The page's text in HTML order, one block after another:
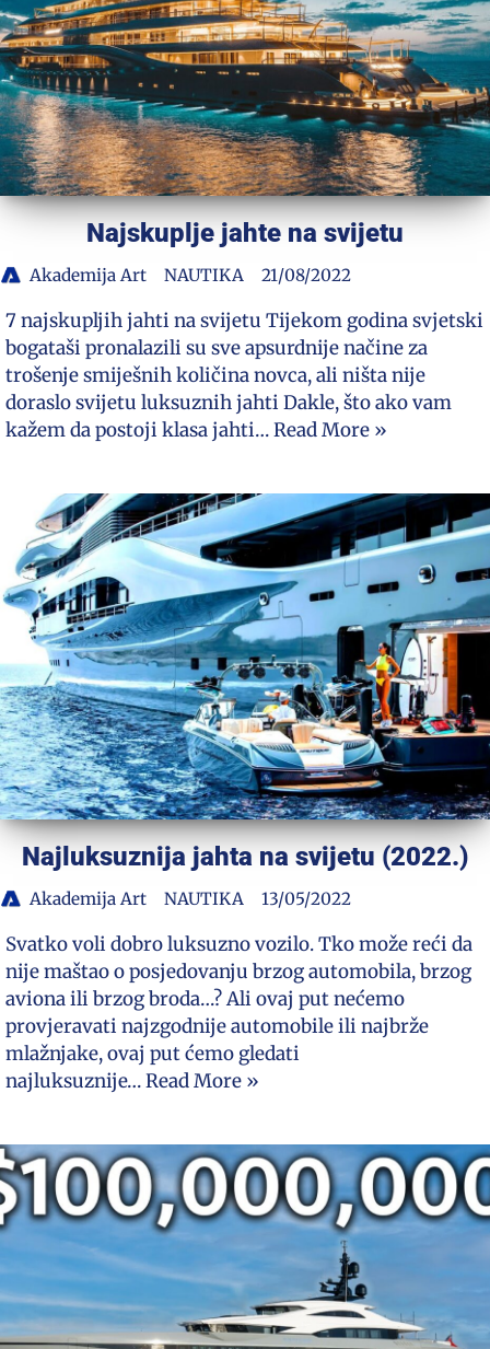
Najskuplje jahte na svijetu
Akademija Art NAUTIKA 21/08/2022
7 najskupljih jahti na svijetu Tijekom godina svjetski
bogataši pronalazili su sve apsurdnije načine za
trošenje smiješnih količina novca, ali ništa nije
doraslo svijetu luksuznih jahti Dakle, što ako vam
kažem da postoji klasa jahti…Read More »
Najluksuznija jahta na svijetu (2022.)
Akademija Art NAUTIKA 13/05/2022
Svatko voli dobro luksuzno vozilo. Tko može reći da
nije maštao o posjedovanju brzog automobila, brzog
aviona ili brzog broda…? Ali ovaj put nećemo
provjeravati najzgodnije automobile ili najbrže
mlažnjake, ovaj put ćemo gledati
najluksuznije…Read More »